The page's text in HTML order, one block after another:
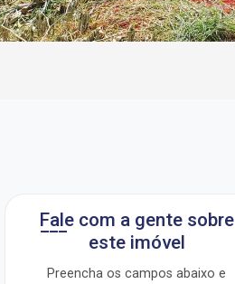
Fale com a gente sobre
este imóvel
Preencha os campos abaixo e